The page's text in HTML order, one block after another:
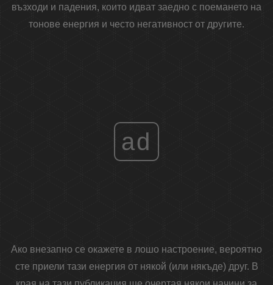
възходи и падения, които идват заедно с поемането на
тонове енергия и често негативност от другите.
ad
Ако внезапно се окажете в лошо настроение, вероятно
сте приели тази енергия от някой (или някъде) друг. В